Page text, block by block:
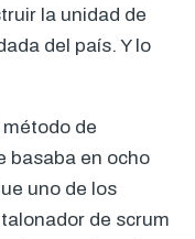
la unidad de
del país. Y lo
de
basaba en ocho
uno de los
de scrum